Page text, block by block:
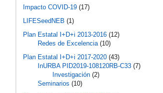
Impacto COVID-19 (17)
LIFESeedNEB (1)
Plan Estatal I+D+i 2013-2016 (12)
Redes de Excelencia(10)
Plan Estatal I+D+i 2017-2020 (43)
InURBA PID2019-108120RB-C33 (7)
Investigación (2)
Seminarios (10)